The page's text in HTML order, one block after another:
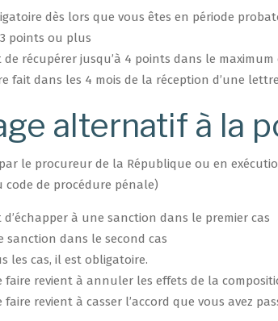
dès lors que vous êtes en période
points ou plus
de récupérer jusqu’à 4 points dans le maximum
fait dans les 4 mois de la réception d’une lettre
alternatif à la
le procureur de la République ou en
code de procédure pénale)
à une sanction dans le premier cas
sanction dans le second cas
les cas, il est obligatoire.
faire revient à annuler les effets de la
faire revient à casser l’accord que vous avez